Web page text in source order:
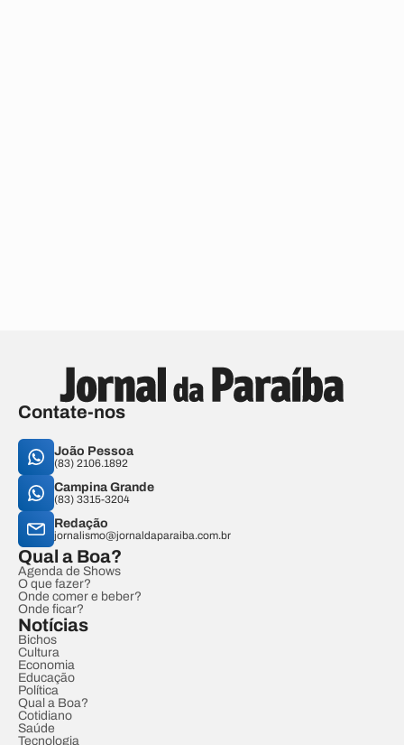
Contate-nos
João Pessoa
(83) 2106.1892
Campina Grande
(83) 3315-3204
Redação
jornalismo@jornaldaparaiba.com.br
Qual a Boa?
Agenda de Shows
O que fazer?
Onde comer e beber?
Onde ficar?
Notícias
Bichos
Cultura
Economia
Educação
Política
Qual a Boa?
Cotidiano
Saúde
Tecnologia